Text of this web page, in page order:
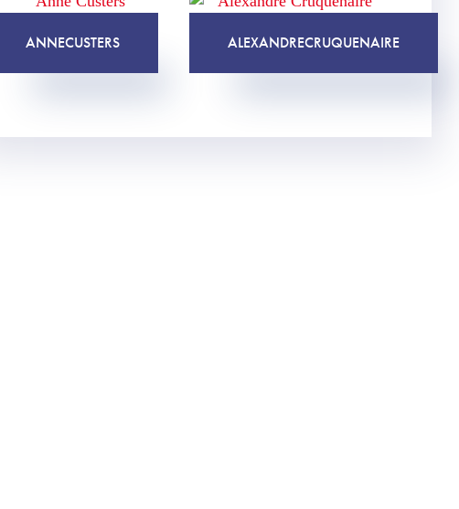
ANNECUSTERS ALEXANDRECRUQUENAIRE